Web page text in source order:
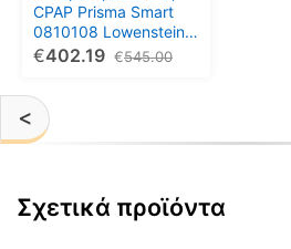
<
CPAP Prisma Smart
0810108 Lowenstein
Medical
545.00
€
402.19
€
Σχετικά προϊόντα